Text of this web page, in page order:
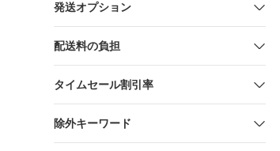
発送オプション
配送料の負担
タイムセール割引率
除外キーワード